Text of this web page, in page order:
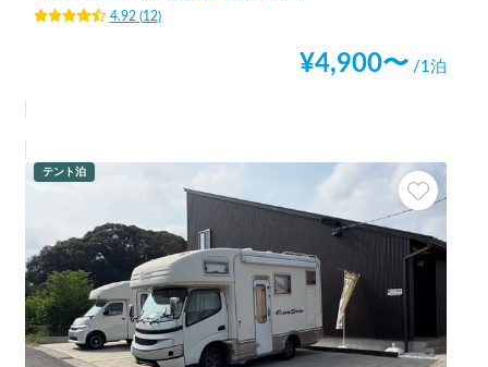
4.92(12)
¥4,900〜 /1泊
テント泊